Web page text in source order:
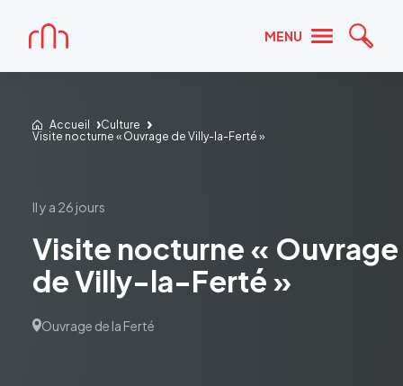
MENU
Accueil
Accueil
Culture
Visite nocturne « Ouvrage de Villy-la-Ferté »
Visite nocturne « Ouvrage
de Villy-la-Ferté »
il y a 26 jours
Ouvrage de la Ferté